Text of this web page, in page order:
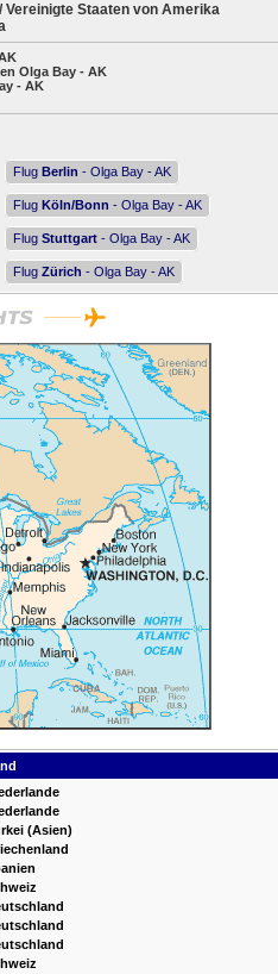
Vereinigte Staaten von Amerika
Olga Bay - AK
- AK
Flug Berlin - Olga Bay - AK
Flug Köln/Bonn - Olga Bay - AK
Flug Stuttgart - Olga Bay - AK
Flug Zürich - Olga Bay - AK
(Asien)